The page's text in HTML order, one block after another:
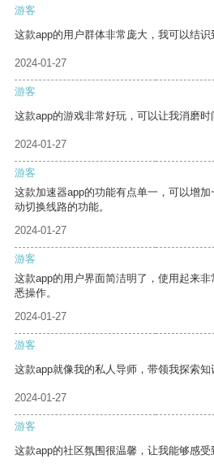
游客
这款app的用户群体非常庞大，我可以结识
2024-01-27
游客
这款app的游戏非常好玩，可以让我消磨时
2024-01-27
游客
这款加速器app的功能有点单一，可以增
动切换线路的功能。
2024-01-27
游客
这款app的用户界面简洁明了，使用起来
悉操作。
2024-01-27
游客
这款app就像我的私人导师，带领我探索知
2024-01-27
游客
这款app的社区氛围很温馨，让我能够感受